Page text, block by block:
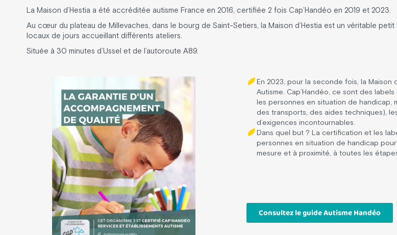
La Maison d’Hestia a été accréditée autisme France en 2016, certifiée 2 fois Cap’Handéo en 2019 et 2023.
Au cœur du plateau de Millevaches, dans le bourg de Saint-Setiers, la Maison d’Hestia est un véritable
locaux de jours accueillant différents ateliers.
Située à 30 minutes d’Ussel et de l’autoroute A89.
En 2023, pour la seconde fois, la Maison
Autisme. Cap’Handéo, ce sont des
les personnes en situation de handicap,
des transports, des aides techniques),
d’exigences incontournables.
Dans quel but ? La certification et les
personnes en situation de handicap
mesure et à proximité, à toutes les
Consultez le guide Autisme Handéo